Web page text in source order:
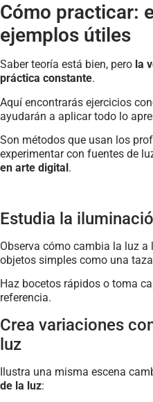
Cómo practicar:
ejemplos útiles
Saber teoría está bien, pero la
práctica constante.
Aquí encontrarás ejercicios
ayudarán a aplicar todo lo
Son métodos que usan los
experimentar con fuentes de
en arte digital .
Estudia la
Observa cómo cambia la luz
objetos simples como una
Haz bocetos rápidos o toma
referencia.
Crea variaciones
luz
Ilustra una misma escena
de la luz: